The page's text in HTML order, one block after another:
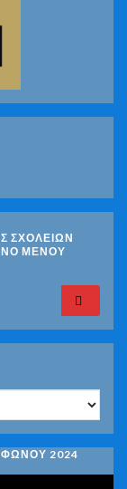
ΣΧΟΛΕΙΩΝ
ΜΕΝΟΥ
2024